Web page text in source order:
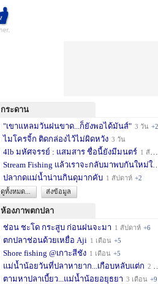
กระดาน
"เขาแหลมวันฝนขาด...ก็ยังพอได้มันส์" 3 วัน +2
ไมโครจิ้ก ติดกล่องไว้ไม่ผิดหวัง 3 วัน
4lb มหัศจรรย์ : แสมสาร ชื่อนี้ยังมีมนตร์ 1 สัปดาห์
Stream Fishing แล้วเราจะกลับมาพบกันใหม่ใ
ปลากดแม่น้ำน่านกินดุมากคับ 1 สัปดาห์ +2
ดูทั้งหมด...
ส่งข้อมูล
ห้องภาพตกปลา
ช่อน ชะโด กระสูบ ก่อนฝนจะมา 1 สัปดาห์ +6
ตกปลาช่อนด้วยเหยื่อ Aji 1 เดือน +5
Shore fishing @เกาะสีชัง 1 เดือน +5
แม่น้ำน้อยวันที่ปลาหายาก...เกือบหลับแต่ก 2 เดือน
ตามหาปลาเบี้ยว...แม่น้ำน้อยอยุธยา 3 เดือน +9